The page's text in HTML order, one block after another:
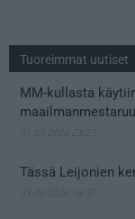
Tuoreimmat uutiset
MM-kullasta
Tässä Leijonien